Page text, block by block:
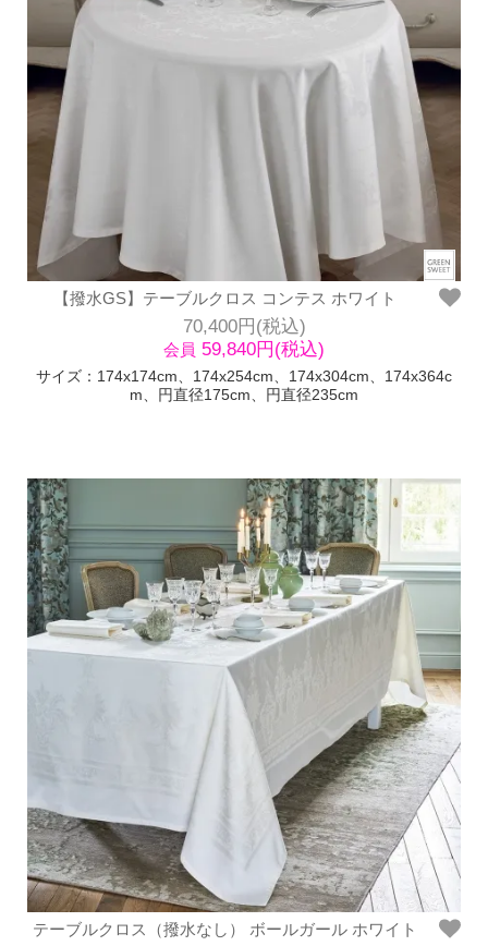
【撥水GS】テーブルクロス コンテス ホワイト
70,400円(税込)
会員 59,840円(税込)
サイズ：174x174cm、174x254cm、174x304cm、174x364c
m、円直径175cm、円直径235cm
テーブルクロス（撥水なし） ボールガール ホワイト